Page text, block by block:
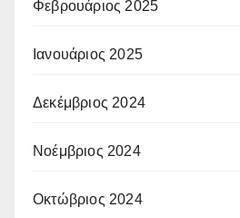
Φεβρουάριος 2025
Ιανουάριος 2025
Δεκέμβριος 2024
Νοέμβριος 2024
Οκτώβριος 2024